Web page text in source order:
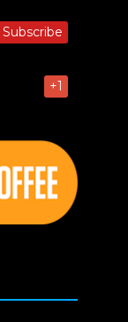
Subscribe
+1